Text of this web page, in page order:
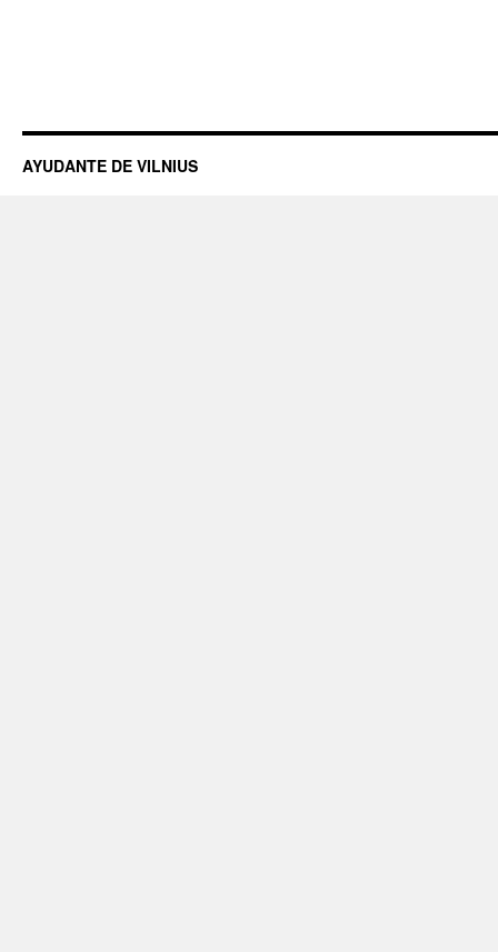
AYUDANTE DE VILNIUS